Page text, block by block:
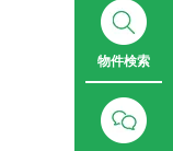
物件検索